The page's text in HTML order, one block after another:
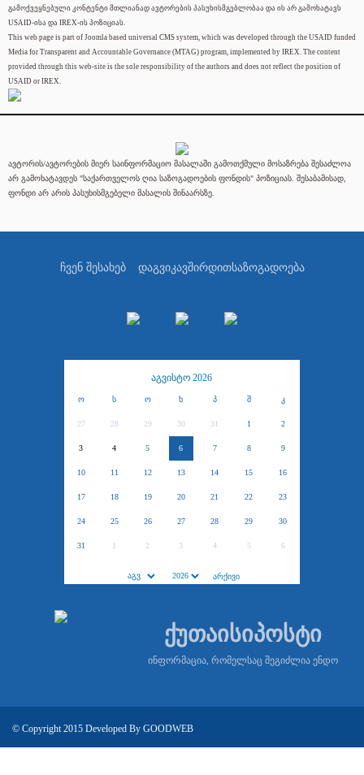
გამოქვეყნებული კონტენტი მთლიანად ავტორების პასუხისმგებლობაა და ის არ გამოხატავს
USAID-ისა და IREX-ის პოზიციას.
This web page is part of Joomla based universal CMS system, which was developed through the USAID funded
Media for Transparent and Accountable Governance (MTAG) program, implemented by IREX. The content
provided through this web-site is the sole responsibility of the authors and does not reflect the position of
USAID or IREX.
ავტორის/ავტორების მიერ საინფორმაციო მასალაში გამოთქმული მოსაზრება შესაძლოა
არ გამოხატავდეს "საქართველოს ღია საზოგადოების ფონდის" პოზიციას. შესაბამისად,
ფონდი არ არის პასუხისმგებელი მასალის შინაარსზე.
ჩვენ შესახებ დაგვიკავშირდითსაზოგადოება
აგვისტო 2026
ო ს ო ხ პ შ კ
27 28 29 30 31 1 2
3 4 5 6 7 8 9
10 11 12 13 14 15 16
17 18 19 20 21 22 23
24 25 26 27 28 29 30
31 1 2 3 4 5 6
ქუთაისიპოსტი
ინფორმაცია, რომელსაც შეგიძლია ენდო
© Copyright 2015 Developed By GOODWEB